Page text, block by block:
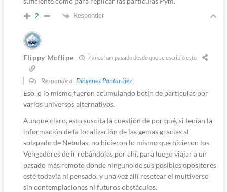
2 Responder
Flippy Mcflipe 7 años han pasado desde que se escribió esto
Responde a Diógenes Pantarújez
Eso, o lo mismo fueron acumulando botín de partículas por
varios universos alternativos.
Aunque claro, esto suscita la cuestión de por qué, si tenían la
información de la localización de las gemas gracias al
solapado de Nebulas, no hicieron lo mismo que hicieron los
Vengadores de ir robándolas por ahí, para luego viajar a un
pasado más remoto donde ninguno de sus posibles opositores
esté todavía ni pensado, y una vez allí resetear el multiverso
sin contemplaciones ni futuros obstáculos.